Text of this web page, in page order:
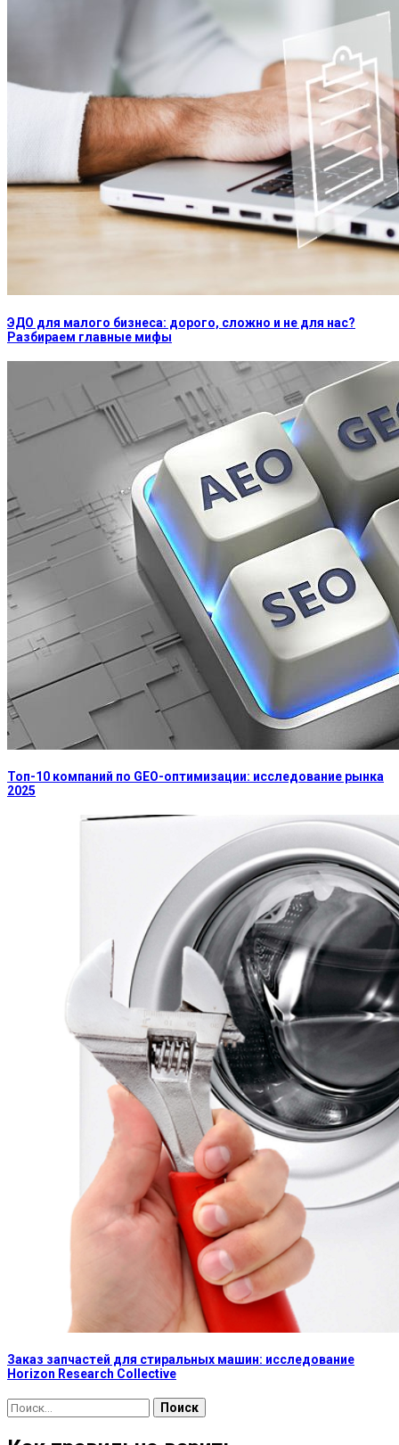
ЭДО для малого бизнеса: дорого, сложно и не для нас?
Разбираем главные мифы
Топ-10 компаний по GEO-оптимизации: исследование рынка
2025
Заказ запчастей для стиральных машин: исследование
Horizon Research Collective
Найти: